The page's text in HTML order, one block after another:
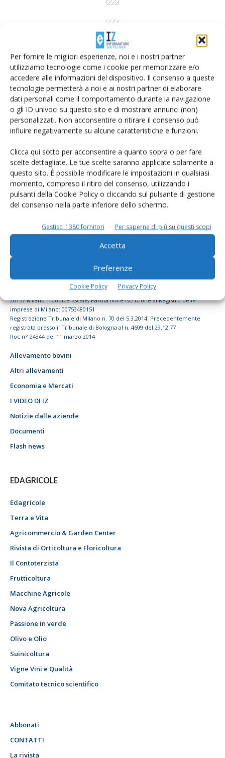
Per fornire le migliori esperienze, noi e i nostri partner
utilizziamo tecnologie come i cookie per memorizzare e/o
accedere alle informazioni del dispositivo. Il consenso a queste
tecnologie permetterà a noi e ai nostri partner di elaborare
dati personali come il comportamento durante la navigazione
o gli ID univoci su questo sito e di mostrare annunci (non)
personalizzati. Non acconsentire o ritirare il consenso può
influire negativamente su alcune caratteristiche e funzioni.
Clicca qui sotto per acconsentire a quanto sopra o per fare
scelte dettagliate. Le tue scelte saranno applicate solamente a
questo sito. È possibile modificare le impostazioni in qualsiasi
momento, compreso il ritiro del consenso, utilizzando i
pulsanti della Cookie Policy o cliccando sul pulsante di gestione
del consenso nella parte inferiore dello schermo.
Gestisci 1380 fornitori Per saperne di più su questi scopi
Accetta
Preferenze
Cookie Policy Privacy Policy
Rimani aggiornato sul mondo
dell’agricoltura
© Tecniche Nuove Spa. Tutti i diritti riservati. Sede legale Via Eritrea 21 -
20157 Milano | Codice fiscale, Partita IVA e Iscrizione al Registro delle
imprese di Milano: 00753480151
Registrazione Tribunale di Milano n. 70 del 5.3.2014. Precedentemente
registrata presso il Tribunale di Bologna al n. 4609 del 29.12.77
Roc n° 24344 del 11 marzo 2014
Allevamento bovini
Altri allevamenti
Economia e Mercati
I VIDEO DI IZ
Notizie dalle aziende
Documenti
Flash news
EDAGRICOLE
Edagricole
Terra e Vita
Agricommercio & Garden Center
Rivista di Orticoltura e Floricoltura
Il Contoterzista
Frutticoltura
Macchine Agricole
Nova Agricoltura
Passione in verde
Olivo e Olio
Suinicoltura
Vigne Vini e Qualità
Comitato tecnico scientifico
Abbonati
CONTATTI
La rivista